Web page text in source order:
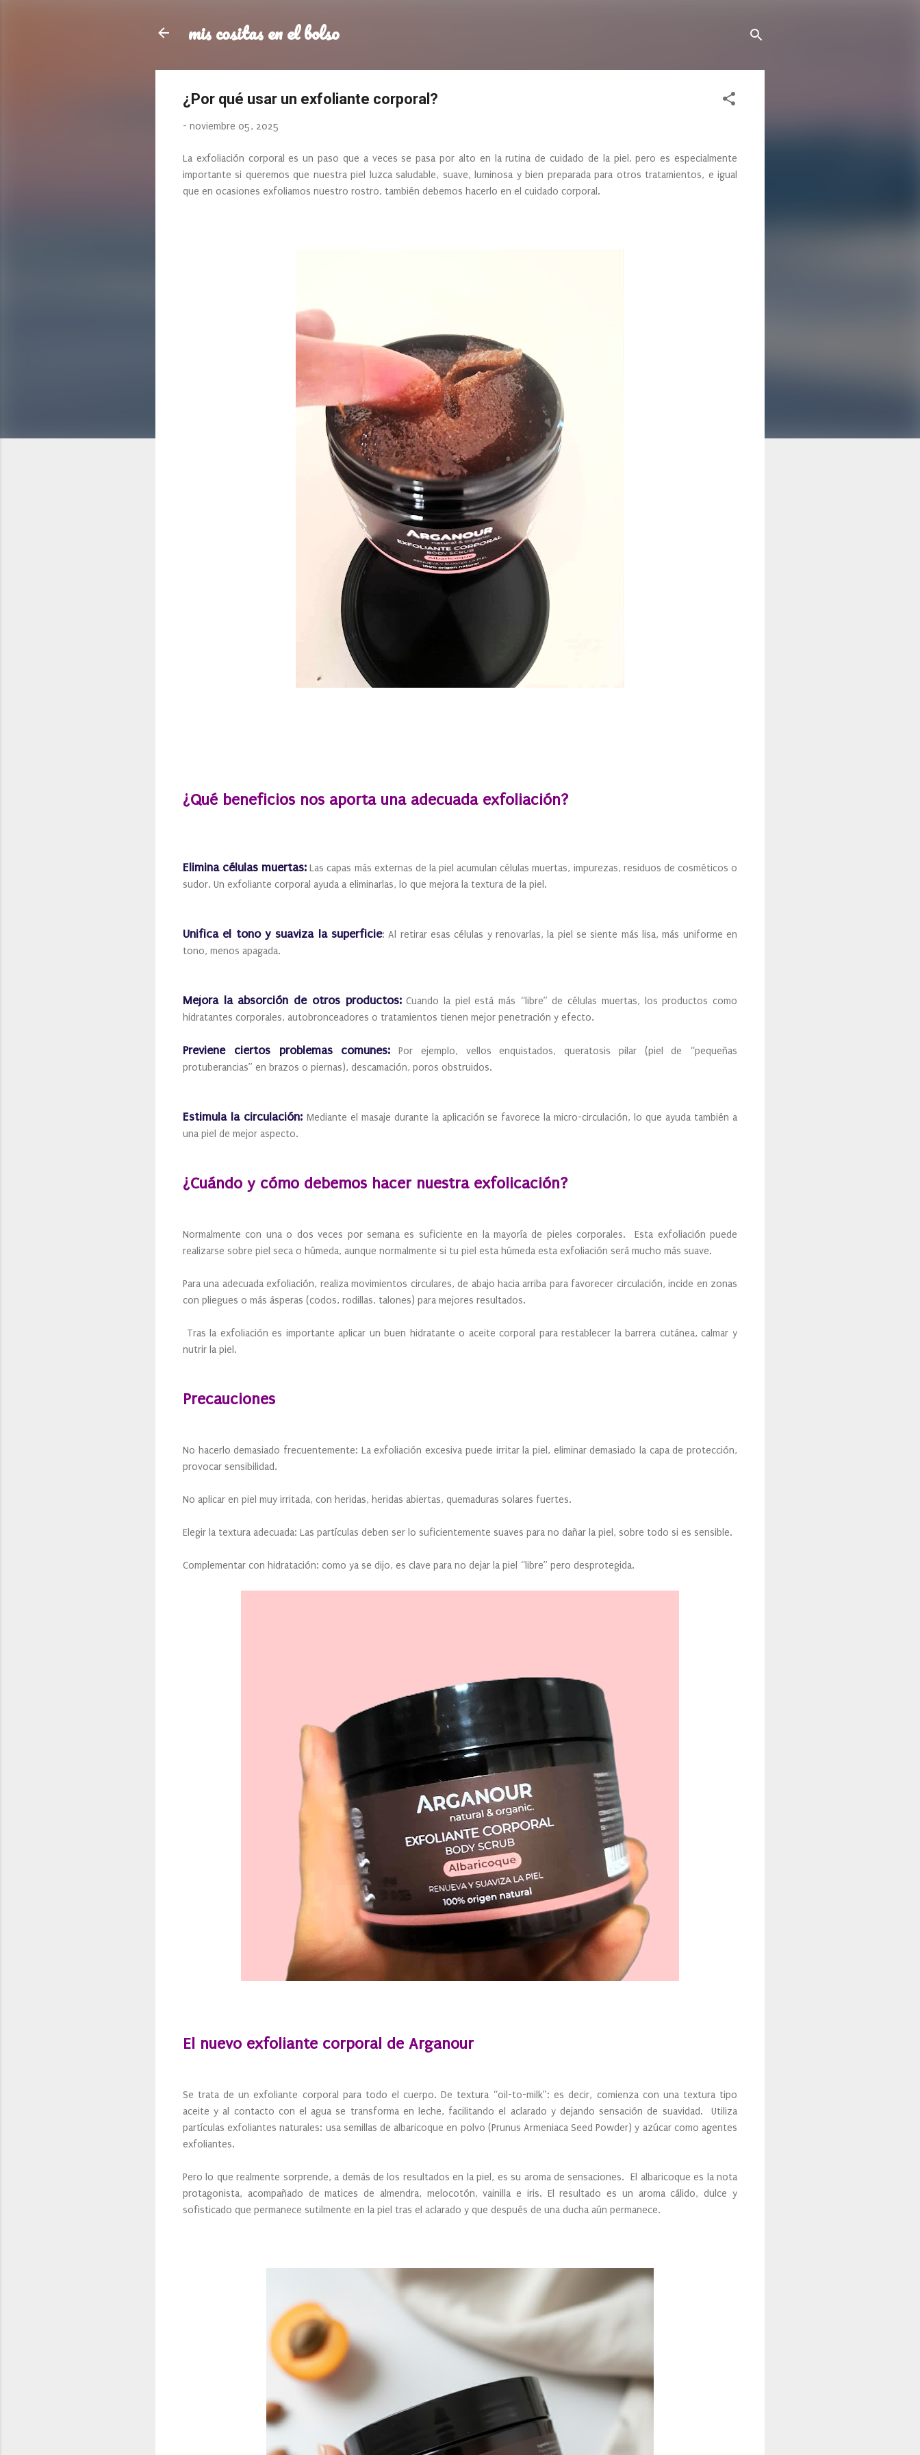
mis cositas en el bolso
¿Por qué usar un exfoliante corporal?
- noviembre 05, 2025
La exfoliación corporal es un paso que a veces se pasa por alto en la rutina de cuidado de la piel, pero es especialmente
importante si queremos que nuestra piel luzca saludable, suave, luminosa y bien preparada para otros tratamientos, e igual
que en ocasiones exfoliamos nuestro rostro, también debemos hacerlo en el cuidado corporal.
¿Qué beneficios nos aporta una adecuada exfoliación?
Elimina células muertas: Las capas más externas de la piel acumulan células muertas, impurezas, residuos de cosméticos o
sudor. Un exfoliante corporal ayuda a eliminarlas, lo que mejora la textura de la piel.
Unifica el tono y suaviza la superficie: Al retirar esas células y renovarlas, la piel se siente más lisa, más uniforme en
tono, menos apagada.
Mejora la absorción de otros productos:Cuando la piel está más “libre” de células muertas, los productos como
hidratantes corporales, autobronceadores o tratamientos tienen mejor penetración y efecto.
Previene ciertos problemas comunes: Por ejemplo, vellos enquistados, queratosis pilar (piel de “pequeñas
protuberancias” en brazos o piernas), descamación, poros obstruidos.
Estimula la circulación: Mediante el masaje durante la aplicación se favorece la micro-circulación, lo que ayuda también a
una piel de mejor aspecto.
¿Cuándo y cómo debemos hacer nuestra exfolicación?
Normalmente con una o dos veces por semana es suficiente en la mayoría de pieles corporales. Esta exfoliación puede
realizarse sobre piel seca o húmeda, aunque normalmente si tu piel esta húmeda esta exfoliación será mucho más suave.
Para una adecuada exfoliación, realiza movimientos circulares, de abajo hacia arriba para favorecer circulación, incide en zonas
con pliegues o más ásperas (codos, rodillas, talones) para mejores resultados.
Tras la exfoliación es importante aplicar un buen hidratante o aceite corporal para restablecer la barrera cutánea, calmar y
nutrir la piel.
Precauciones
No hacerlo demasiado frecuentemente: La exfoliación excesiva puede irritar la piel, eliminar demasiado la capa de protección,
provocar sensibilidad.
No aplicar en piel muy irritada, con heridas, heridas abiertas, quemaduras solares fuertes.
Elegir la textura adecuada: Las partículas deben ser lo suficientemente suaves para no dañar la piel, sobre todo si es sensible.
Complementar con hidratación: como ya se dijo, es clave para no dejar la piel “libre” pero desprotegida.
El nuevo exfoliante corporal de Arganour
Se trata de un exfoliante corporal para todo el cuerpo. De textura “oil-to-milk”: es decir, comienza con una textura tipo
aceite y al contacto con el agua se transforma en leche, facilitando el aclarado y dejando sensación de suavidad. Utiliza
partículas exfoliantes naturales: usa semillas de albaricoque en polvo (Prunus Armeniaca Seed Powder) y azúcar como agentes
exfoliantes.
Pero lo que realmente sorprende, a demás de los resultados en la piel, es su aroma de sensaciones. El albaricoque es la nota
protagonista, acompañado de matices de almendra, melocotón, vainilla e iris. El resultado es un aroma cálido, dulce y
sofisticado que permanece sutilmente en la piel tras el aclarado y que después de una ducha aún permanece.